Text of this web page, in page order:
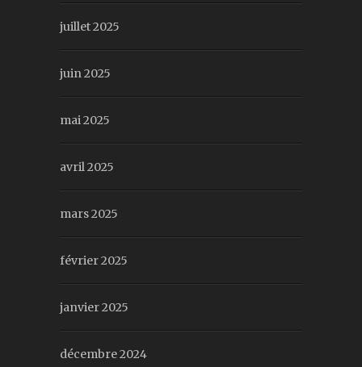
juillet 2025
juin 2025
mai 2025
avril 2025
mars 2025
février 2025
janvier 2025
décembre 2024